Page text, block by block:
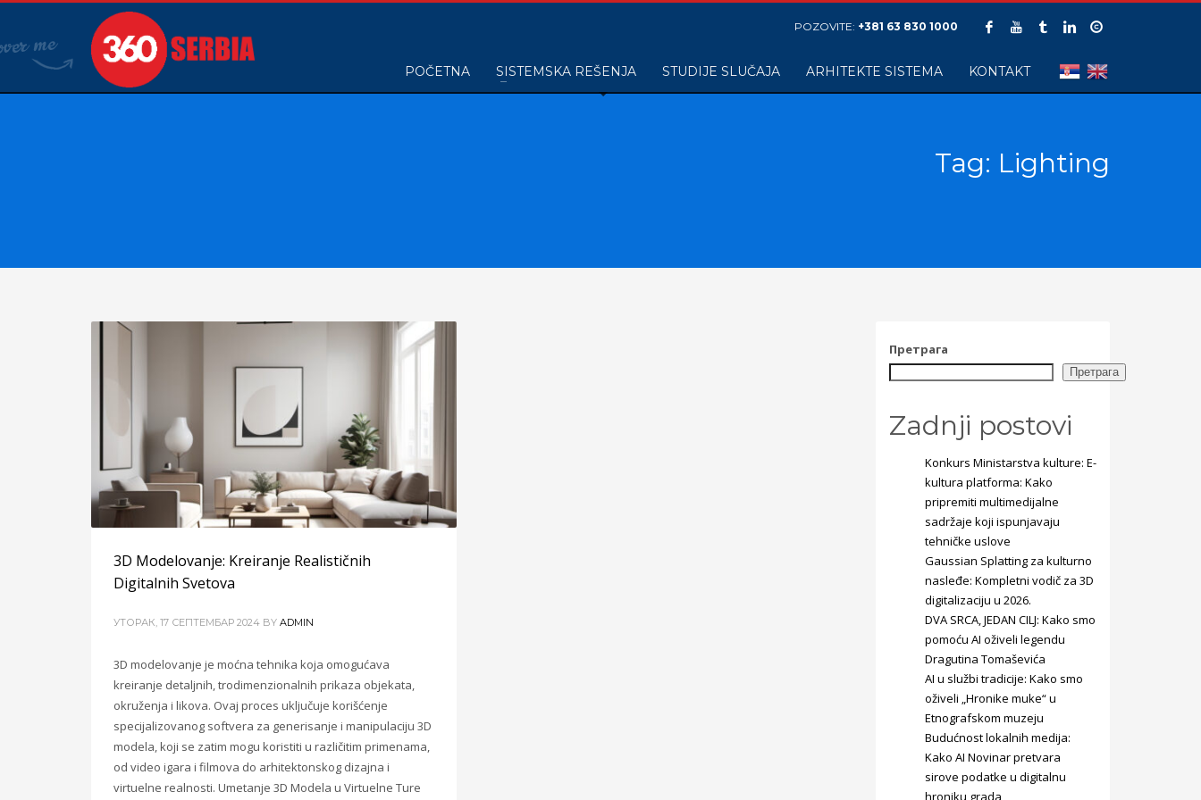
POZOVITE: +381 63 830 1000
POČETNA SISTEMSKA REŠENJA STUDIJE SLUČAJA ARHITEKTE SISTEMA KONTAKT
Tag: Lighting
3D Modelovanje: Kreiranje Realističnih
Digitalnih Svetova
УТОРАК, 17 СЕПТЕМБАР 2024 BY ADMIN
3D modelovanje je moćna tehnika koja omogućava
kreiranje detaljnih, trodimenzionalnih prikaza objekata,
okruženja i likova. Ovaj proces uključuje korišćenje
specijalizovanog softvera za generisanje i manipulaciju 3D
modela, koji se zatim mogu koristiti u različitim primenama,
od video igara i filmova do arhitektonskog dizajna i
virtuelne realnosti. Umetanje 3D Modela u Virtuelne Ture
Претрага
Претрага
Zadnji postovi
Konkurs Ministarstva kulture: E-
kultura platforma: Kako
pripremiti multimedijalne
sadržaje koji ispunjavaju
tehničke uslove
Gaussian Splatting za kulturno
nasleđe: Kompletni vodič za 3D
digitalizaciju u 2026.
DVA SRCA, JEDAN CILJ: Kako smo
pomoću AI oživeli legendu
Dragutina Tomaševića
AI u službi tradicije: Kako smo
oživeli „Hronike muke“ u
Etnografskom muzeju
Budućnost lokalnih medija:
Kako AI Novinar pretvara
sirove podatke u digitalnu
hroniku grada